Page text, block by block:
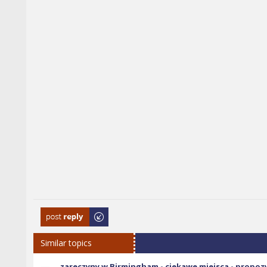
Post a reply
Similar topics